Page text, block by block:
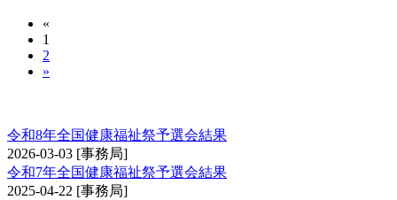
«
1
2
»
令和8年全国健康福祉祭予選会結果
2026-03-03 [事務局]
令和7年全国健康福祉祭予選会結果
2025-04-22 [事務局]